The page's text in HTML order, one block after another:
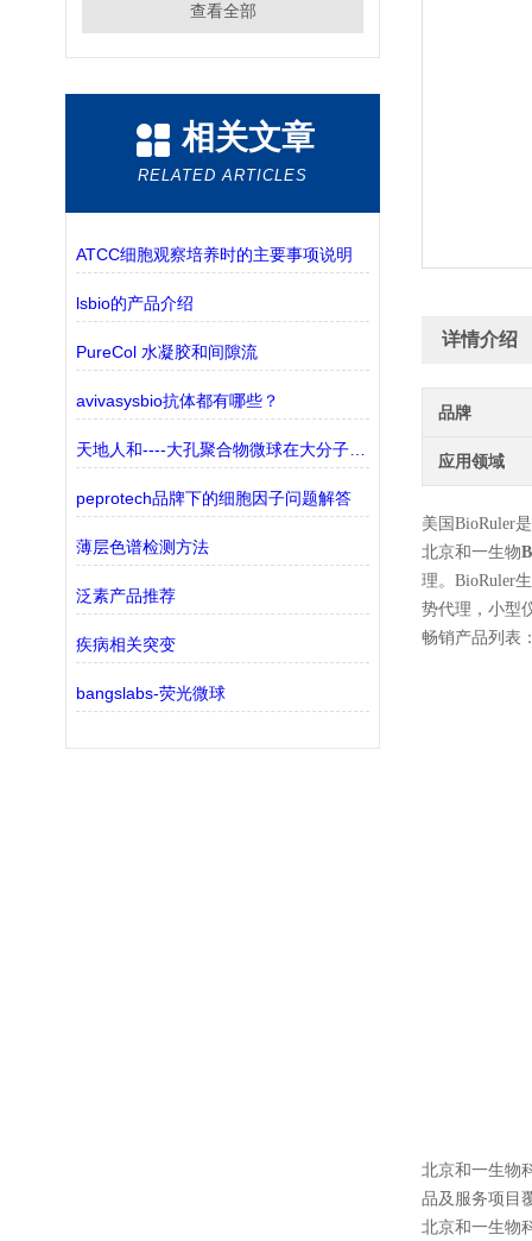
查看全部
相关文章
RELATED ARTICLES
ATCC细胞观察培养时的主要事项说明
lsbio的产品介绍
PureCol 水凝胶和间隙流
avivasysbio抗体都有哪些？
天地人和----大孔聚合物微球在大分子纯化中的应用
peprotech品牌下的细胞因子问题解答
薄层色谱检测方法
泛素产品推荐
疾病相关突变
bangslabs-荧光微球
详情介绍
品牌
应用领域
美国BioRuler
北京和一生物
理。BioRuler
势代理，小型
畅销产品列表
北京和一生物
品及服务项目
北京和一生物